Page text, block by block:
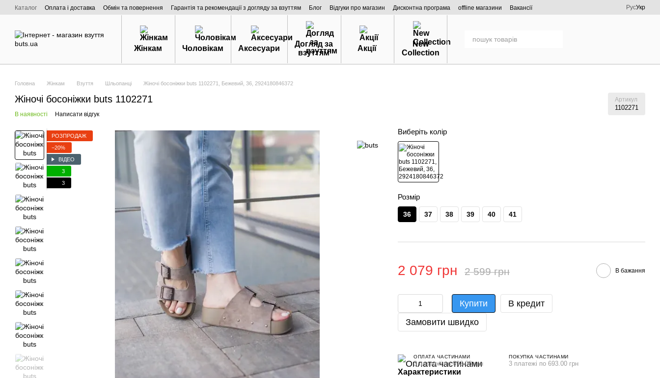
Перейти к основному контенту
Каталог Оплата і доставка Обмін та повернення Гарантія та рекомендації з догляду за взуттям Блог Відгуки про магазин Дисконтна програма offline магазини
Вакансії
Про нас
РусУкр
Жінкам Чоловікам Аксесуари
Догляд за
взуттям
Акції
New
Collection
Головна Жінкам Взуття Шльопанці Жіночі босоніжки buts 1102271, Бежевий, 36, 2924180846372
Жіночі босоніжки buts 1102271 Артикул
1102271
В наявності Написати відгук
РОЗПРОДАЖ
−20%
ВІДЕО
3
3
Виберіть колір
Розмір
36 37 38 39 40 41
2 079 грн 2 599 грн В бажання
Купити
В кредит
Замовити швидко
ОПЛАТА ЧАСТИНАМИ
3 платежі по 693.00 грн
ПОКУПКА ЧАСТИНАМИ
3 платежі по 693.00 грн
Характеристики